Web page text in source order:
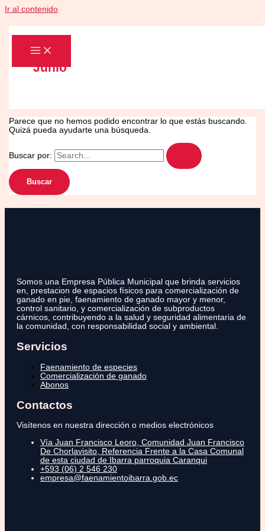
Ir al contenido
Junio
Parece que no hemos podido encontrar lo que estás buscando.
Quizá pueda ayudarte una búsqueda.
Buscar por:
Somos una Empresa Pública Municipal que brinda servicios
en, prestacion de espacios físicos para comercialización de
ganado en pie, faenamiento de ganado mayor y menor,
control sanitario, y comercialización de subproductos
cárnicos, contribuyendo a la salud y seguridad alimentaria de
la comunidad, con responsabilidad social y ambiental.
Servicios
Faenamiento de especies
Comercialización de ganado
Abonos
Contactos
Visítenos en nuestra dirección o medios electrónicos
Vía Juan Francisco Leoro, Comunidad Juan Francisco
De Chorlavisito, Referencia Frente a la Casa Comunal
de esta ciudad de Ibarra parroquia Caranqui
+593 (06) 2 546 230
empresa@faenamientoibarra.gob.ec